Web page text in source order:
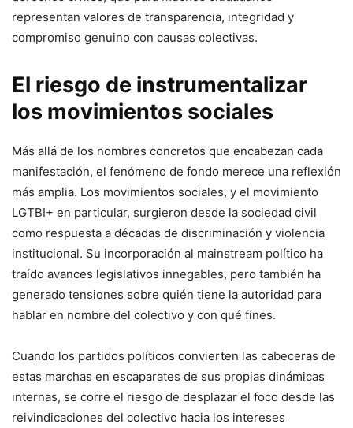
representan valores de transparencia, integridad y
compromiso genuino con causas colectivas.
El riesgo de instrumentalizar
los movimientos sociales
Más allá de los nombres concretos que encabezan cada
manifestación, el fenómeno de fondo merece una reflexión
más amplia. Los movimientos sociales, y el movimiento
LGTBI+ en particular, surgieron desde la sociedad civil
como respuesta a décadas de discriminación y violencia
institucional. Su incorporación al mainstream político ha
traído avances legislativos innegables, pero también ha
generado tensiones sobre quién tiene la autoridad para
hablar en nombre del colectivo y con qué fines.
Cuando los partidos políticos convierten las cabeceras de
estas marchas en escaparates de sus propias dinámicas
internas, se corre el riesgo de desplazar el foco desde las
reivindicaciones del colectivo hacia los intereses